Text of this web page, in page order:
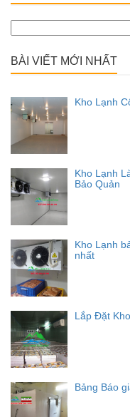
kiếm
BÀI VIẾT MỚI NHẤT
Kho Lạnh
Kho Lạnh
Bảo Quản
Kho Lạnh
nhất
Lắp Đặt
Bảng Báo